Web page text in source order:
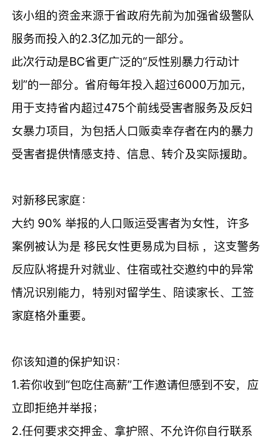
该小组的资金来源于省政府先前为加强省级警队
服务而投入的2.3亿加元的一部分。
此次行动是BC省更广泛的“反性别暴力行动计
划”的一部分。省府每年投入超过6000万加元，
用于支持省内超过475个前线受害者服务及反妇
女暴力项目，为包括人口贩卖幸存者在内的暴力
受害者提供情感支持、信息、转介及实际援助。
对新移民家庭：
大约 90% 举报的人口贩运受害者为女性，许多
案例被认为是 移民女性更易成为目标 ，这支警务
反应队将提升对就业、住宿或社交邀约中的异常
情况识别能力，特别对留学生、陪读家长、工签
家庭格外重要。
你该知道的保护知识：
1.若你收到“包吃住高薪”工作邀请但感到不安，应
立即拒绝并举报；
2.任何要求交押金、拿护照、不允许你自行联系